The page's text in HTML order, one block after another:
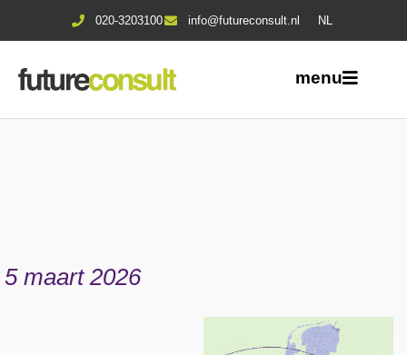
020-3203100 info@futureconsult.nl NL
menu
5 maart 2026